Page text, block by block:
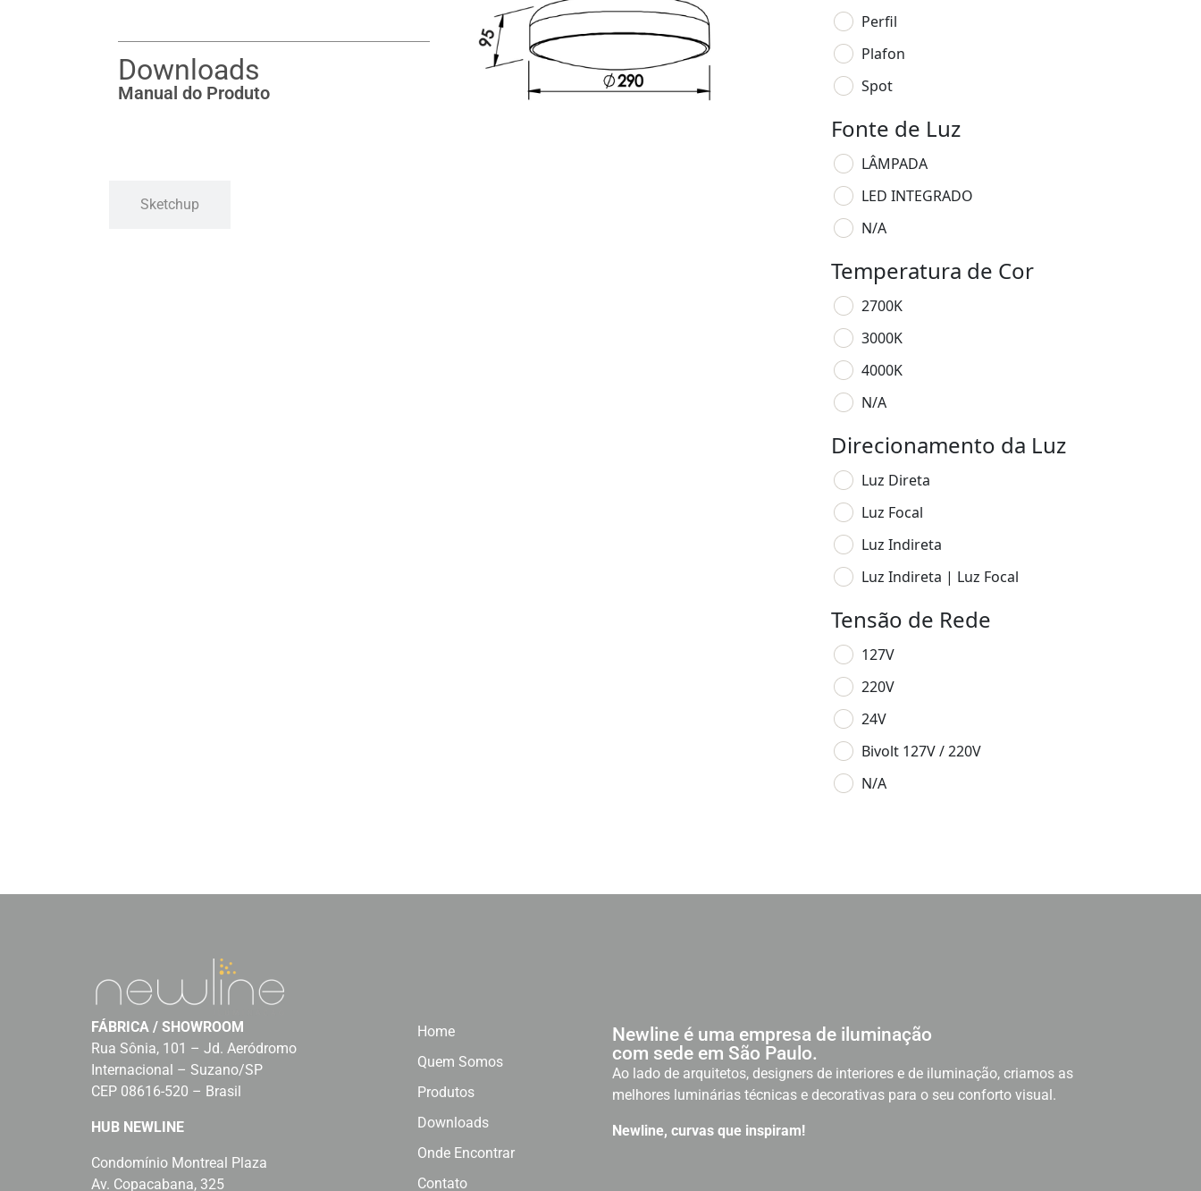
Downloads
Manual do Produto
Sketchup
Perfil
Plafon
Spot
Fonte de Luz
LÂMPADA
LED INTEGRADO
N/A
Temperatura de Cor
2700K
3000K
4000K
N/A
Direcionamento da Luz
Luz Direta
Luz Focal
Luz Indireta
Luz Indireta | Luz Focal
Tensão de Rede
127V
220V
24V
Bivolt 127V / 220V
N/A
FÁBRICA / SHOWROOM
Rua Sônia, 101 – Jd. Aeródromo
Internacional – Suzano/SP
CEP 08616-520 – Brasil
HUB NEWLINE
Condomínio Montreal Plaza
Av. Copacabana, 325
Home
Quem Somos
Produtos
Downloads
Onde Encontrar
Contato
Newline é uma empresa de iluminação
com sede em São Paulo.
Ao lado de arquitetos, designers de interiores e de iluminação, criamos as
melhores luminárias técnicas e decorativas para o seu conforto visual.
Newline, curvas que inspiram!